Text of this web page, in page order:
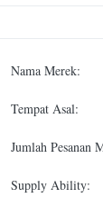
Nama Merek:
Tempat Asal:
Jumlah Pesanan
Supply Ability: